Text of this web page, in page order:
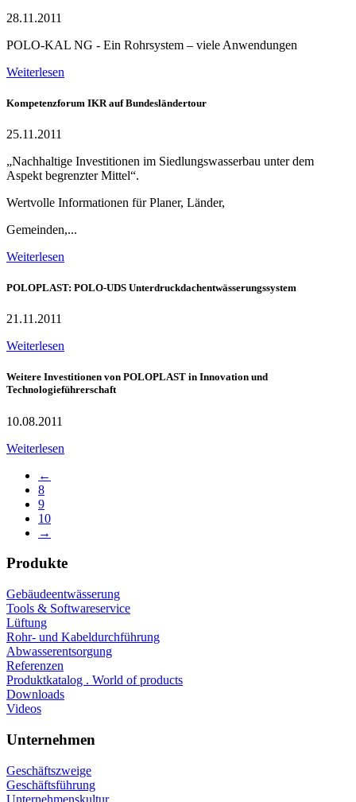
28.11.2011
POLO-KAL NG - Ein Rohrsystem – viele Anwendungen
Weiterlesen
Kompetenzforum IKR auf Bundesländertour
25.11.2011
„Nachhaltige Investitionen im Siedlungswasserbau unter dem
Aspekt begrenzter Mittel“.
Wertvolle Informationen für Planer, Länder,
Gemeinden,...
Weiterlesen
POLOPLAST: POLO-UDS Unterdruckdachentwässerungssystem
21.11.2011
Weiterlesen
Weitere Investitionen von POLOPLAST in Innovation und
Technologieführerschaft
10.08.2011
Weiterlesen
←
8
9
10
→
Produkte
Gebäudeentwässerung
Tools & Softwareservice
Lüftung
Rohr- und Kabeldurchführung
Abwasserentsorgung
Referenzen
Produktkatalog . World of products
Downloads
Videos
Unternehmen
Geschäftszweige
Geschäftsführung
Unternehmenskultur